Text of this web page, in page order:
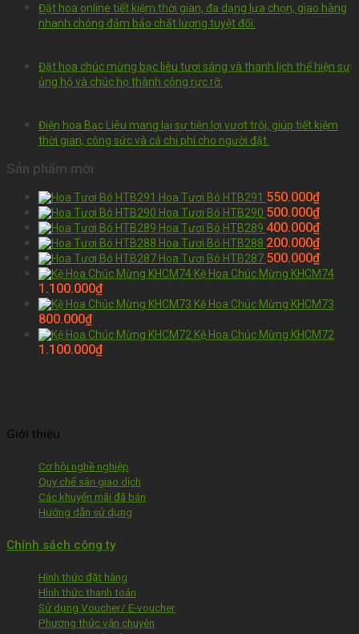
Đặt hoa online tiết kiệm thời gian, đa dạng lựa chọn, giao hàng
nhanh chóng đảm bảo chất lượng tuyệt đối.
Đặt hoa chúc mừng bạc liêu tươi sáng và thanh lịch thể hiện sự
ủng hộ và chúc họ thành công rực rỡ.
Điện hoa Bạc Liêu mang lại sự tiện lợi vượt trội, giúp tiết kiệm
thời gian, công sức và cả chi phí cho người đặt.
Sản phẩm mới
Hoa Tươi Bó HTB291 550.000₫
Hoa Tươi Bó HTB290 500.000₫
Hoa Tươi Bó HTB289 400.000₫
Hoa Tươi Bó HTB288 200.000₫
Hoa Tươi Bó HTB287 500.000₫
Kệ Hoa Chúc Mừng KHCM74
1.100.000₫
Kệ Hoa Chúc Mừng KHCM73
800.000₫
Kệ Hoa Chúc Mừng KHCM72
1.100.000₫
Giới thiệu
Cơ hội nghề nghiệp
Quy chế sàn giao dịch
Các khuyến mãi đã bán
Hướng dẫn sử dụng
Chính sách công ty
Hình thức đặt hàng
Hình thức thanh toán
Sử dụng Voucher/ E-voucher
Phương thức vận chuyên